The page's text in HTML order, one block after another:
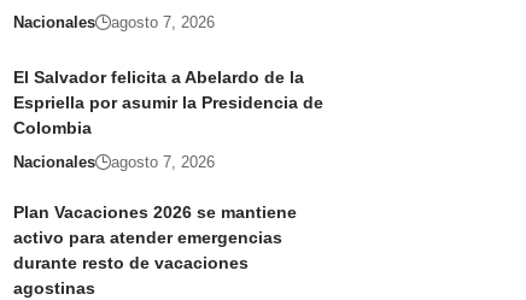
Nacionales agosto 7, 2026
El Salvador felicita a Abelardo de la
Espriella por asumir la Presidencia de
Colombia
Nacionales agosto 7, 2026
Plan Vacaciones 2026 se mantiene
activo para atender emergencias
durante resto de vacaciones
agostinas